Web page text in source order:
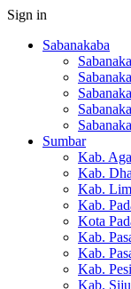
Sign in
Sabanakaba
Sumbar
Kab.
Kab.
Kab.
Kab.
Kota
Kab.
Kab.
Kab.
Kab.